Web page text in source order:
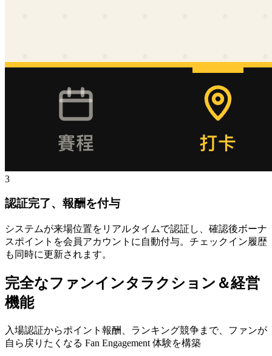
3
認証完了、報酬を付与
システムが来場位置をリアルタイムで認証し、確認後ボーナ
スポイントを会員アカウントに自動付与。チェックイン履歴
も同時に更新されます。
完全なファンインタラクション＆経営
機能
入場認証からポイント報酬、ランキング競争まで、ファンが
自ら戻りたくなる Fan Engagement 体験を構築